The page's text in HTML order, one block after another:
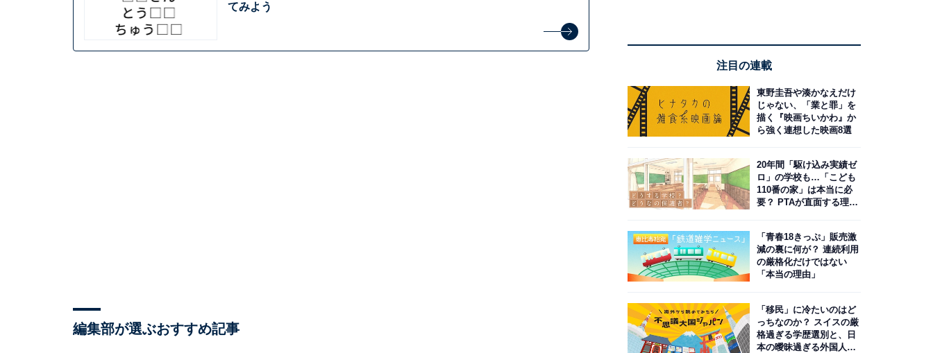
てみよう
編集部が選ぶおすすめ記事
注目の連載
東野圭吾や湊かなえだけ
じゃない、「業と罪」を
描く『映画ちいかわ』か
ら強く連想した映画8選
20年間「駆け込み実績ゼ
ロ」の学校も…「こども
110番の家」は本当に必
要？ PTAが直面する理想
「青春18きっぷ」販売激
減の裏に何が？ 連続利用
の厳格化だけではない
「本当の理由」
「移民」に冷たいのはど
っちなのか？ スイスの厳
格過ぎる学歴選別と、日
本の曖昧過ぎる外国人政